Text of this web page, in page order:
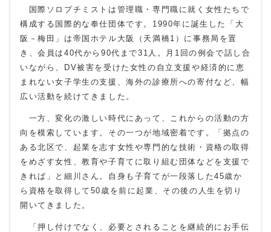
国際ソロプチミストは管理職・専門職に就く女性たちで
構成する国際的な奉仕団体です。 1990年に誕生した「大
阪－梅田」は帝国ホテル大阪（天満橋1）に事務局を置
き、会員は 40代から90代まで31 人。月 1 回の例会で話し合
いながら、DV被害を受けた女性の自立支援や経済的に恵
まれない女子学生の支援、海外の診療所への寄付など、幅
広い活動を続けてきました。
一方、変化の激しい時代にあって、これからの活動の方
向を模索しています。その一つが地域密着です。「拠点の
ある北区で、起業を志す女性や専門的な技術・資格の取得
をめざす女性、教育や子育てに取り組む団体などを支援で
きれば」と細川さん。自身も子育てが一段落した45歳か
ら資格を取得して 50 歳を前に起業、その後の人生を切り
開いてきました。
「押し付けでなく、必要とされることを継続的にお手伝